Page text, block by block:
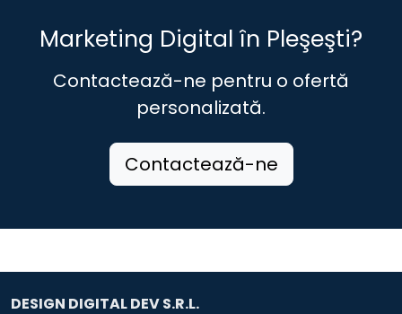
Marketing Digital în Pleşeşti?
Contactează-ne pentru o ofertă
personalizată.
Contactează-ne
DESIGN DIGITAL DEV S.R.L.